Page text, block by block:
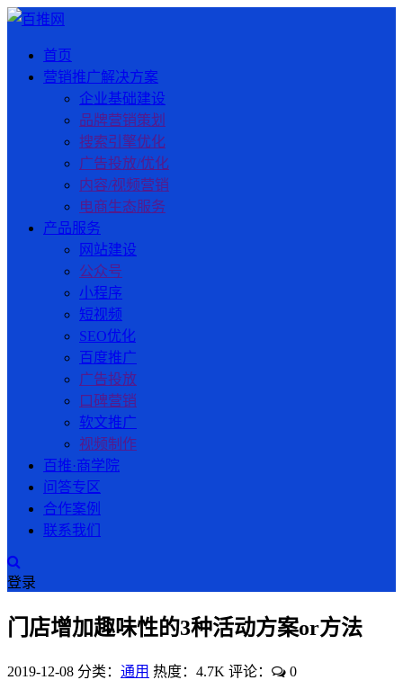
首页
营销推广解决方案
企业基础建设
品牌营销策划
搜索引擎优化
广告投放/优化
内容/视频营销
电商生态服务
产品服务
网站建设
公众号
小程序
短视频
SEO优化
百度推广
广告投放
口碑营销
软文推广
视频制作
百推·商学院
问答专区
合作案例
联系我们
登录
门店增加趣味性的3种活动方案or方法
2019-12-08 分类： 通用 热度：4.7K 评论：
0